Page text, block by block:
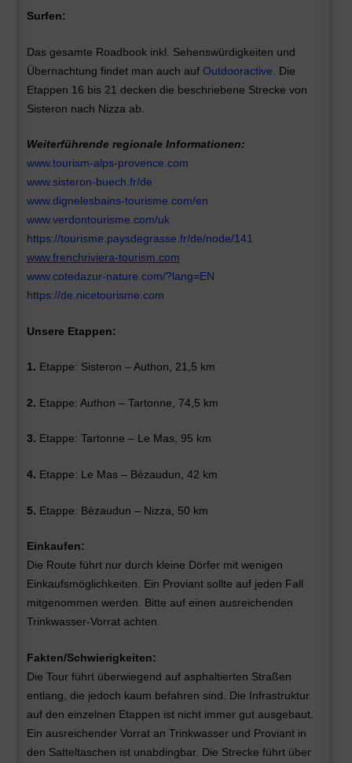
Surfen:
Das gesamte Roadbook inkl. Sehenswürdigkeiten und
Übernachtung findet man auch auf Outdooractive
Die
Etappen 16 bis 21 decken die beschriebene Strecke von
Sisteron nach Nizza ab.
Weiterführende regionale Informationen:
www.tourism-alps-provence.com
www.sisteron-buech.fr/de
www.dignelesbains-tourisme.com/en
www.verdontourisme.com/uk
https://tourisme.paysdegrasse.fr/de/node/141
www.frenchriviera-tourism.com
www.cotedazur-nature.com/?lang=EN
https://de.nicetourisme.com
Unsere Etappen:
1. Etappe: Sisteron – Authon, 21,5 km
2. Etappe: Authon – Tartonne, 74,5 km
3. Etappe: Tartonne – Le Mas, 95 km
4. Etappe: Le Mas – Bèzaudun, 42 km
5. Etappe: Bèzaudun – Nizza, 50 km
Einkaufen:
Die Route führt nur durch kleine Dörfer mit wenigen
Einkaufsmöglichkeiten. Ein Proviant sollte auf jeden Fall
mitgenommen werden. Bitte auf einen ausreichenden
Trinkwasser-Vorrat achten.
Fakten/Schwierigkeiten:
Die Tour führt überwiegend auf asphaltierten Straßen
entlang, die jedoch kaum befahren sind. Die Infrastruktur
auf den einzelnen Etappen ist nicht immer gut ausgebaut.
Ein ausreichender Vorrat an Trinkwasser und Proviant in
den Satteltaschen ist unabdingbar. Die Strecke führt über